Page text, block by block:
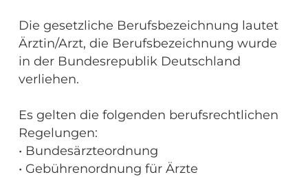
Die gesetzliche Berufsbezeichnung lautet
Ärztin/Arzt, die Berufsbezeichnung wurde
in der Bundesrepublik Deutschland
verliehen.
Es gelten die folgenden berufsrechtlichen
Regelungen:
• Bundesärzteordnung
• Gebührenordnung für Ärzte